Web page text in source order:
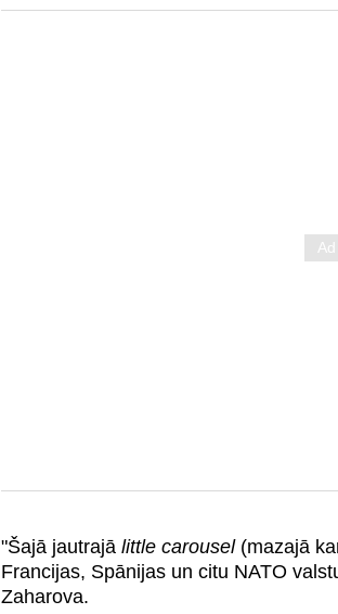
"Šajā jautrajā little carousel(mazajā
Francijas, Spānijas un citu NATO
Zaharova.